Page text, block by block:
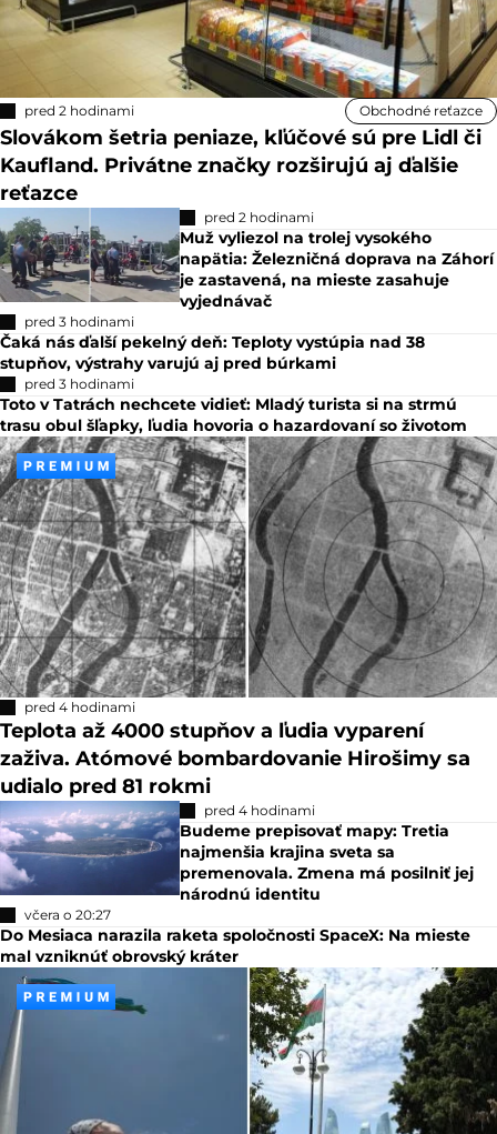
pred 2 hodinami Obchodné reťazce
Slovákom šetria peniaze, kľúčové sú pre Lidl či
Kaufland. Privátne značky rozširujú aj ďalšie
reťazce
pred 2 hodinami
Muž vyliezol na trolej vysokého
napätia: Železničná doprava na Záhorí
je zastavená, na mieste zasahuje
vyjednávač
pred 3 hodinami
Čaká nás ďalší pekelný deň: Teploty vystúpia nad 38
stupňov, výstrahy varujú aj pred búrkami
pred 3 hodinami
Toto v Tatrách nechcete vidieť: Mladý turista si na strmú
trasu obul šľapky, ľudia hovoria o hazardovaní so životom
pred 4 hodinami
Teplota až 4000 stupňov a ľudia vyparení
zaživa. Atómové bombardovanie Hirošimy sa
udialo pred 81 rokmi
pred 4 hodinami
Budeme prepisovať mapy: Tretia
najmenšia krajina sveta sa
premenovala. Zmena má posilniť jej
národnú identitu
včera o 20:27
Do Mesiaca narazila raketa spoločnosti SpaceX: Na mieste
mal vzniknúť obrovský kráter